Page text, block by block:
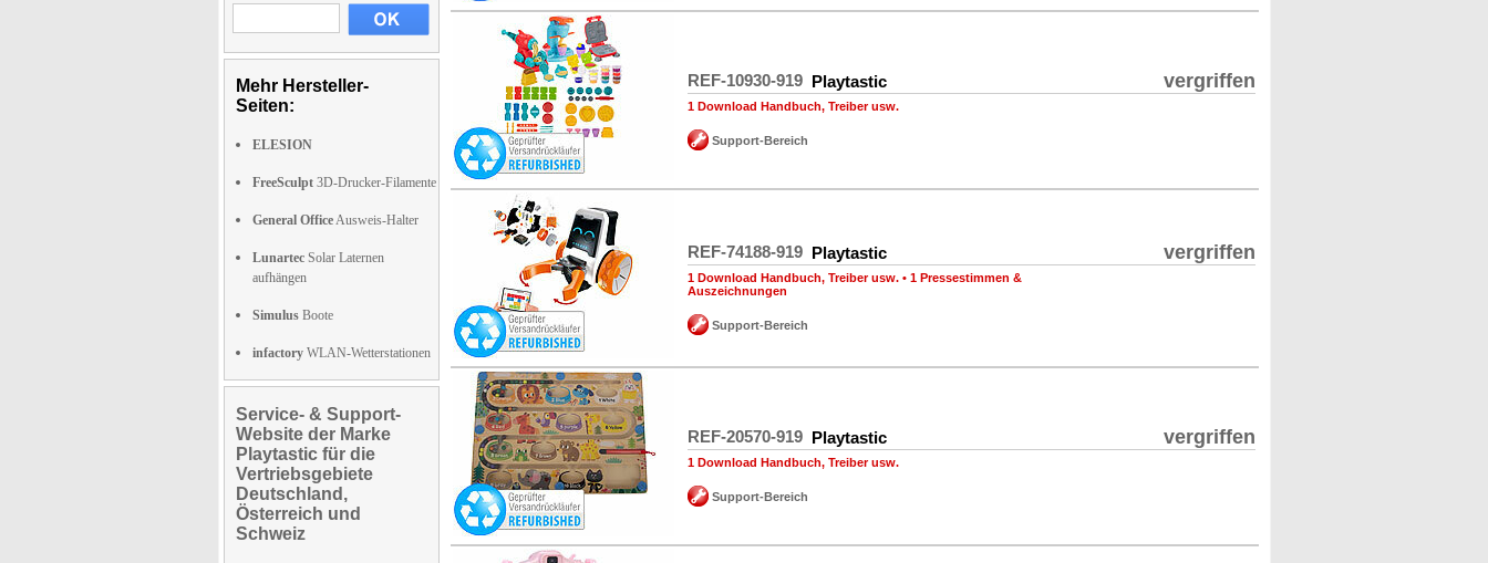
Mehr Hersteller-
Seiten:
ELESION
FreeSculpt 3D-Drucker-Filamente
General OfficeAusweis-Halter
Lunartec Solar Laternen
aufhängen
Simulus Boote
infactory WLAN-Wetterstationen
Service- & Support-
Website der Marke
Playtastic für die
Vertriebsgebiete
Deutschland,
Österreich und
Schweiz
REF-10930-919 Playtastic vergriffen
1 Download Handbuch, Treiber usw.
Support-Bereich
REF-74188-919 Playtastic vergriffen
1 Download Handbuch, Treiber usw. • 1 Pressestimmen &
Auszeichnungen
Support-Bereich
REF-20570-919 Playtastic vergriffen
1 Download Handbuch, Treiber usw.
Support-Bereich